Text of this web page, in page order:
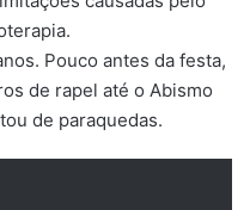
Pouco antes da festa,
de rapel até o Abismo
de paraquedas.